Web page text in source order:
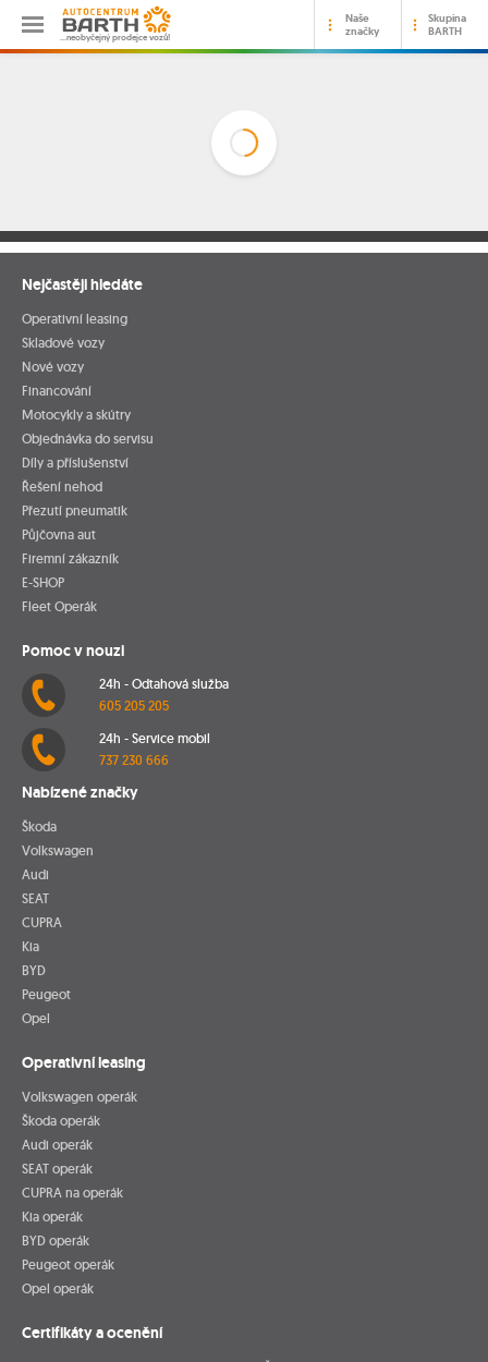
…neobyčejný prodejce vozů!
Naše
značky
Skupina
BARTH
Nejčastěji hledáte
Operativní leasing
Skladové vozy
Nové vozy
Financování
Motocykly a skútry
Objednávka do servisu
Díly a příslušenství
Řešení nehod
Přezutí pneumatik
Půjčovna aut
Firemní zákazník
E-SHOP
Fleet Operák
Pomoc v nouzi
24h - Odtahová služba
605 205 205
24h - Service mobil
737 230 666
Nabízené značky
Škoda
Volkswagen
Audi
SEAT
CUPRA
Kia
BYD
Peugeot
Opel
Operativní leasing
Volkswagen operák
Škoda operák
Audi operák
SEAT operák
CUPRA na operák
Kia operák
BYD operák
Peugeot operák
Opel operák
Certifikáty a ocenění